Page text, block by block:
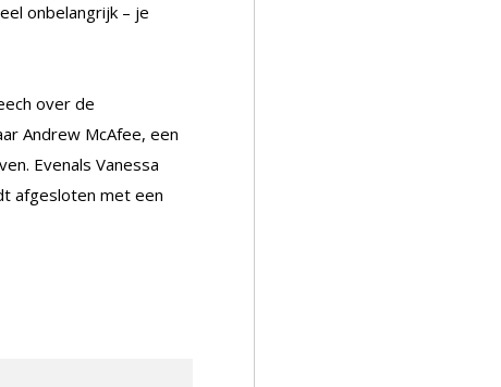
onbelangrijk – je
over de
Andrew McAfee, een
Evenals Vanessa
afgesloten met een